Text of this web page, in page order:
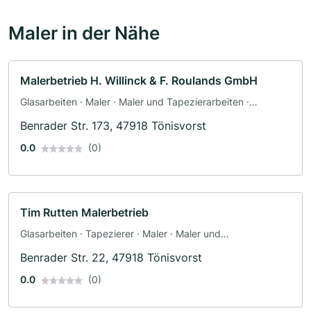
Maler in der Nähe
Malerbetrieb H. Willinck & F. Roulands GmbH
Glasarbeiten · Maler · Maler und Tapezierarbeiten ·
Benrader Str. 173, 47918 Tönisvorst
0.0 (0)
Tim Rutten Malerbetrieb
Glasarbeiten · Tapezierer · Maler · Maler und
Benrader Str. 22, 47918 Tönisvorst
0.0 (0)